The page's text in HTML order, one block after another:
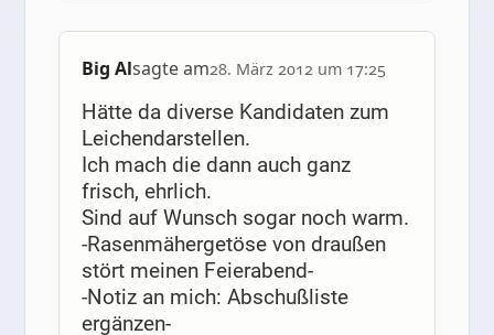
Big Alsagte am28. März 2012 um 17:25
Hätte da diverse Kandidaten zum
Leichendarstellen.
Ich mach die dann auch ganz
frisch, ehrlich.
Sind auf Wunsch sogar noch warm.
-Rasenmähergetöse von draußen
stört meinen Feierabend-
-Notiz an mich: Abschußliste
ergänzen-